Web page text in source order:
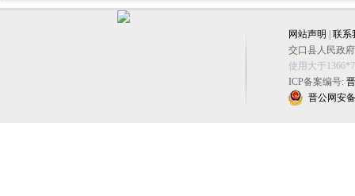
网站声明
联系
交口县人民政
使用大于
ICP备案编号:
晋公网安